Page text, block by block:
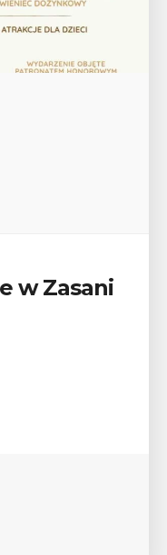
zdobyć
17 w Miejskiej